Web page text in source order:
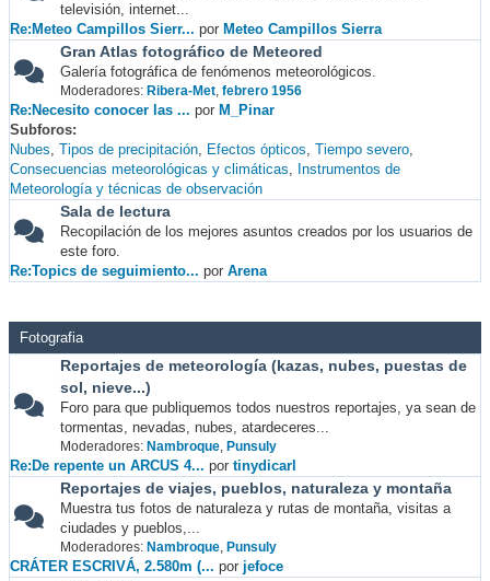
televisión, internet...
Re:Meteo Campillos Sierr... por Meteo Campillos Sierra
Gran Atlas fotográfico de Meteored
Galería fotográfica de fenómenos meteorológicos.
Moderadores: Ribera-Met, febrero 1956
Re:Necesito conocer las ... por M_Pinar
Subforos
Nubes Tipos de precipitación Efectos ópticos Tiempo severo
Consecuencias meteorológicas y climáticas
Instrumentos de
Meteorología y técnicas de observación
Sala de lectura
Recopilación de los mejores asuntos creados por los usuarios de
este foro.
Re:Topics de seguimiento... por Arena
Fotografia
Reportajes de meteorología (kazas, nubes, puestas de
sol, nieve...)
Foro para que publiquemos todos nuestros reportajes, ya sean de
tormentas, nevadas, nubes, atardeceres...
Moderadores: Nambroque, Punsuly
Re:De repente un ARCUS 4... por tinydicarl
Reportajes de viajes, pueblos, naturaleza y montaña
Muestra tus fotos de naturaleza y rutas de montaña, visitas a
ciudades y pueblos,...
Moderadores: Nambroque, Punsuly
CRÁTER ESCRIVÁ, 2.580m (... por jefoce